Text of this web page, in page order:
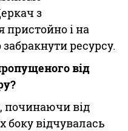
з
пристойно і на
ресурсу.
від
починаючи від
боку відчувалась